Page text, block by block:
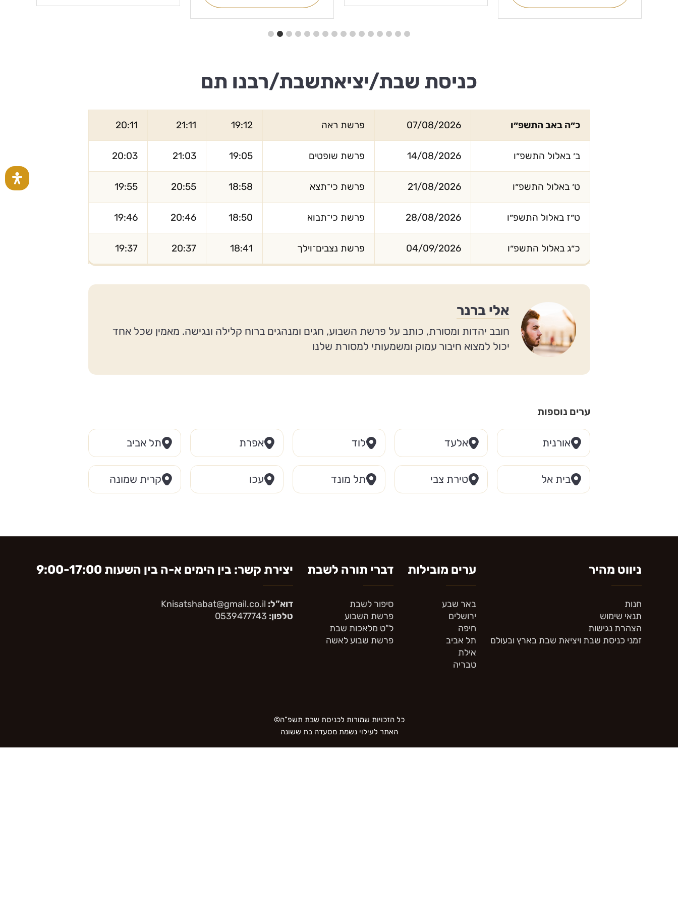
כניסת שבת/יציאתשבת/רבנו תם
כ״ה באב התשפ״ו 07/08/2026 פרשת ראה 19:12
21:11
20:11
ב׳ באלול התשפ״ו 14/08/2026 פרשת שופטים 19:05
21:03
20:03
ט׳ באלול התשפ״ו 21/08/2026 פרשת כי־תצא 18:58
20:55
19:55
ט״ז באלול התשפ״ו 28/08/2026 פרשת כי־תבוא 18:50
20:46
19:46
כ״ג באלול התשפ״ו 04/09/2026 פרשת נצבים־וילך 18:41
20:37
19:37
אלי ברנר
חובב יהדות ומסורת, כותב על פרשת השבוע, חגים ומנהגים ברוח קלילה ונגישה. מאמין שכל אחד
יכול למצוא חיבור עמוק ומשמעותי למסורת שלנו
ערים נוספות
אורנית אלעד לוד אפרת תל אביב
בית אל טירת צבי תל מונד עכו קרית שמונה
יצירת קשר: בין הימים א-ה בין השעות 9:00-17:00
דוא”ל: Knisatshabat@gmail.co.il
טלפון: 0539477743
דברי תורה לשבת
סיפור לשבת
פרשת השבוע
ל"ט מלאכות שבת
פרשת שבוע לאשה
ערים מובילות
באר שבע
ירושלים
חיפה
תל אביב
אילת
טבריה
ניווט מהיר
חנות
תנאי שימוש
הצהרת נגישות
זמני כניסת שבת ויציאת שבת בארץ ובעולם
כל הזכויות שמורות לכניסת שבת תשפ”ה©
האתר לעילוי נשמת מסעדה בת ששונה